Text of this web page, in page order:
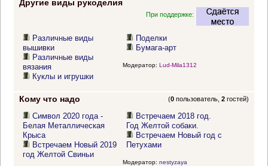
Другие виды рукоделия
При поддержке:
Различные виды
вышивки
Различные виды
вязания
Куклы и игрушки
Поделки
Бумага-арт
Модератор: Lud-Mila1312
Кому что надо (0 пользователь,2 гостей)
Символ 2020 года -
Белая Металлическая
Крыса
Встречаем Новый 2019
год Желтой Свиньи
Встречаем 2018 год.
Год Желтой собаки.
Встречаем Новый год с
Петухами
Модератор: nestyzaya